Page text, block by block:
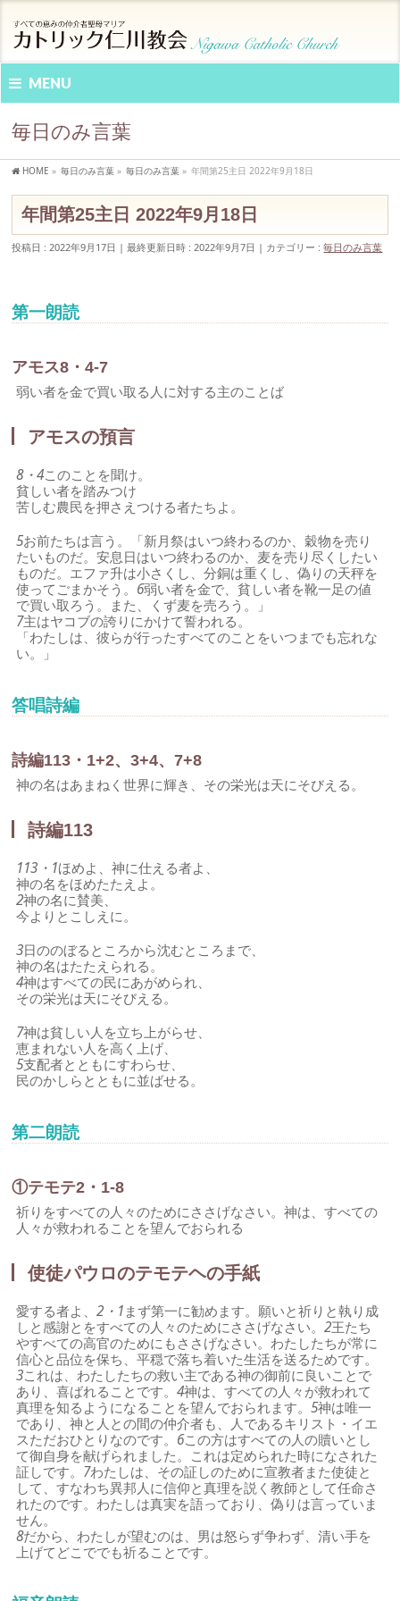
MENU
毎日のみ言葉
HOME » 毎日のみ言葉 » 毎日のみ言葉 » 年間第25主日 2022年9月18日
年間第25主日 2022年9月18日
投稿日 : 2022年9月17日 最終更新日時 : 2022年9月7日 カテゴリー :毎日のみ言葉
第一朗読
アモス8・4-7
弱い者を金で買い取る人に対する主のことば
アモスの預言
8・4このことを聞け。
貧しい者を踏みつけ
苦しむ農民を押さえつける者たちよ。
5お前たちは言う。「新月祭はいつ終わるのか、穀物を売り
たいものだ。安息日はいつ終わるのか、麦を売り尽くしたい
ものだ。エファ升は小さくし、分銅は重くし、偽りの天秤を
使ってごまかそう。 6弱い者を金で、貧しい者を靴一足の値
で買い取ろう。また、くず麦を売ろう。」
7主はヤコブの誇りにかけて誓われる。
「わたしは、彼らが行ったすべてのことをいつまでも忘れな
い。」
答唱詩編
詩編113・1+2、3+4、7+8
神の名はあまねく世界に輝き、その栄光は天にそびえる。
詩編113
113・1ほめよ、神に仕える者よ、
神の名をほめたたえよ。
2神の名に賛美、
今よりとこしえに。
3日ののぼるところから沈むところまで、
神の名はたたえられる。
4神はすべての民にあがめられ、
その栄光は天にそびえる。
7神は貧しい人を立ち上がらせ、
恵まれない人を高く上げ、
5支配者とともにすわらせ、
民のかしらとともに並ばせる。
第二朗読
①テモテ2・1-8
祈りをすべての人々のためにささげなさい。神は、すべての
人々が救われることを望んでおられる
使徒パウロのテモテヘの手紙
愛する者よ、2・1まず第一に勧めます。願いと祈りと執り成
しと感謝とをすべての人々のためにささげなさい。2王たち
やすべての高官のためにもささげなさい。わたしたちが常に
信心と品位を保ち、平穏で落ち着いた生活を送るためです。
3これは、わたしたちの救い主である神の御前に良いことで
あり、喜ばれることです。4神は、すべての人々が救われて
真理を知るようになることを望んでおられます。5神は唯一
であり、神と人との間の仲介者も、人であるキリスト・イエ
スただおひとりなのです。 6この方はすべての人の贖いとし
て御自身を献げられました。これは定められた時になされた
証しです。 7わたしは、その証しのために宣教者また使徒と
して、すなわち異邦人に信仰と真理を説く教師として任命さ
れたのです。わたしは真実を語っており、偽りは言っていま
せん。
8だから、わたしが望むのは、男は怒らず争わず、清い手を
上げてどこででも祈ることです。